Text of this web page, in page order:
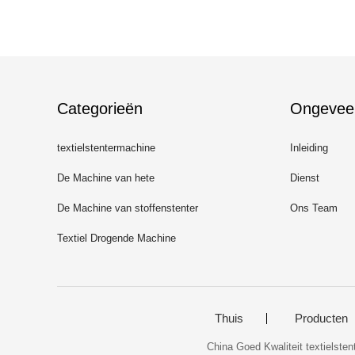
Categorieën
textielstentermachine
De Machine van hete
Luchtstenter
De Machine van stoffenstenter
Textiel Drogende Machine
Inleiding
Dienst
Ons Team
Thuis Producten
China Goed Kwaliteit